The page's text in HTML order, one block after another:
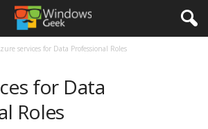
services for Data Professional Roles
for Data
Roles